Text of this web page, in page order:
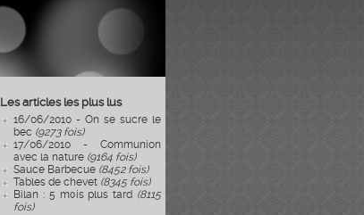
Les articles les plus lus
16/06/2010 - On se sucre le
bec (9273 fois)
17/06/2010 - Communion
avec la nature (9164 fois)
Sauce Barbecue (8452 fois)
Tables de chevet (8345 fois)
Bilan : 5 mois plus tard (8115
fois)